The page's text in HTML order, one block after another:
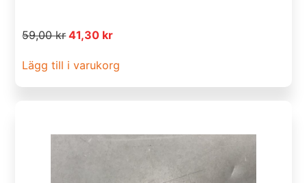
59,00kr 41,30 kr
Lägg till i varukorg